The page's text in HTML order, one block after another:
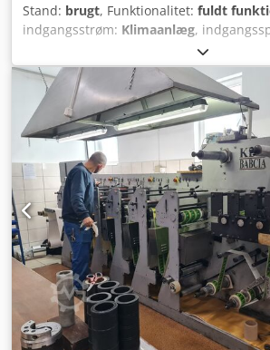
Stand: brugt, Funktionalitet: fuldt
indgangsstrøm: Klimaanlæg,
, samlet længde:
højde:127 mm, antal blækpatroner:4,
g/m², maks. papervægt:220 g/m²,
585 mm, farvekanaler:4, papirhøjde
opløsning (maks.):1.200 DPI (prikker pr.
højde:356 mm , Udstyr: automatisk
multifunktionsenheder (printer,
meget god stand: HP Color LaserJet
E87750dn + papirbakke til 2000 ark –
200.000) – 350 euro HP Color LaserJet
E67660Z + papirbakke – (tæller viser ca.
HP LaserJet Managed MFP E62655dn +
viser ca. 100.000) – 200 euro
Billeder tages i september, og
arrangeres i september. Dcodpfx
større antal er prisen til forhandling.